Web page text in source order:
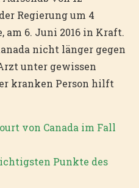
Regierung um 4
6. Juni 2016 in Kraft.
nicht länger gegen
unter gewissen
kranken Person hilft
von Canada im Fall
Punkte des